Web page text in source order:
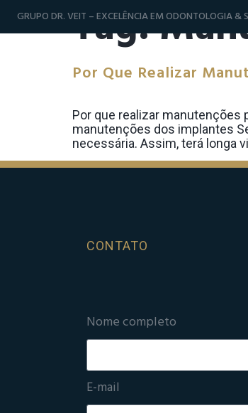
GRUPO DR. VEIT – EXCELÊNCIA EM ODONTOLOGIA &
Tag:
Por Que Realizar
Por que realizar manutenções
manutenções dos implantes
necessária. Assim, terá longa
CONTATO
Nome completo
E-mail